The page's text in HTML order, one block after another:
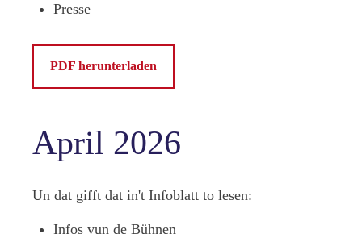
Presse
PDF herunterladen
April 2026
Un dat gifft dat in't Infoblatt to lesen:
Infos vun de Bühnen